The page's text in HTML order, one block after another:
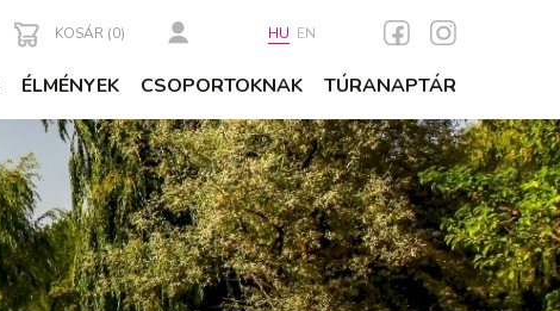
ÉLMÉNYEK CSOPORTOKNAK TÚRANAPTÁR
KOSÁR (0) HU EN